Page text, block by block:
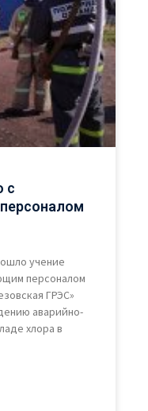
с
учение
персоналом
ГРЭС»
аварийно-
хлора в